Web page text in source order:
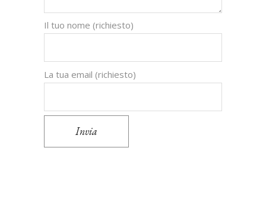
Il tuo nome (richiesto)
La tua email (richiesto)
Invia